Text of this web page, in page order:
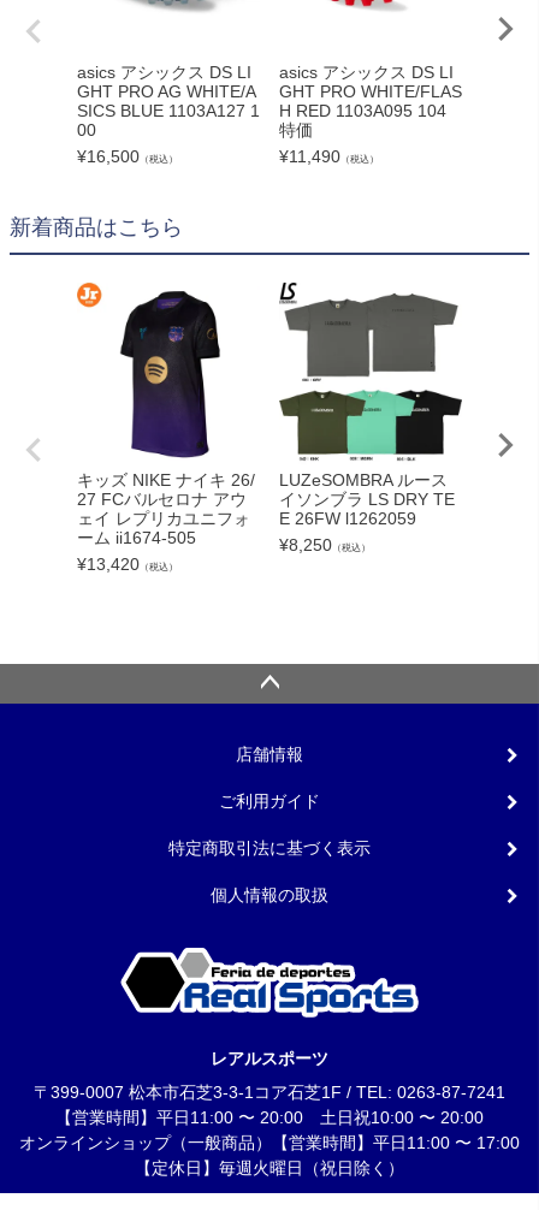
asics アシックス DS LI
GHT PRO AG WHITE/A
SICS BLUE 1103A127 1
00
¥16,500 （税込）
asics アシックス DS LI
GHT PRO WHITE/FLAS
H RED 1103A095 104
特価
¥11,490 （税込）
新着商品はこちら
キッズ NIKE ナイキ 26/
27 FCバルセロナ アウ
ェイ レプリカユニフォ
ーム ii1674-505
¥13,420 （税込）
LUZeSOMBRA ルース
イソンブラ LS DRY TE
E 26FW l1262059
¥8,250 （税込）
店舗情報
ご利用ガイド
特定商取引法に基づく表示
個人情報の取扱
レアルスポーツ
〒399-0007 松本市石芝3-3-1コア石芝1F / TEL: 0263-87-7241
【営業時間】平日11:00 〜 20:00 土日祝10:00 〜 20:00
オンラインショップ（一般商品）【営業時間】平日11:00 〜 17:00
【定休日】毎週火曜日（祝日除く）